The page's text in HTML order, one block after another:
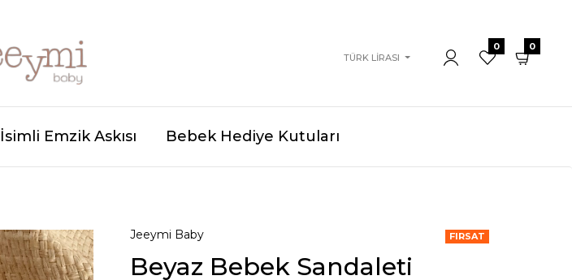
TÜRK LIRASI
0 0
İsimli Emzik Askısı Bebek Hediye Kutuları
Jeeymi Baby FIRSAT
Beyaz Bebek Sandaleti